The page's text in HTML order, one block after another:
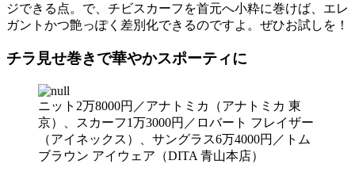
ジできる点。で、チビスカーフを首元へ小粋に巻けば、エレ
ガントかつ艶っぽく差別化できるのですよ。ぜひお試しを！
チラ見せ巻きで華やかスポーティに
ニット2万8000円／アナトミカ（アナトミカ 東
京）、スカーフ1万3000円／ロバート フレイザー
（アイネックス）、サングラス6万4000円／トム
ブラウン アイウェア（DITA 青山本店）